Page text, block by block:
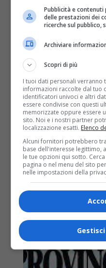
Attualità 1 anno fa
Adunata degli
giornale
Acquistando l'edizione
giornale La Provincia
omaggio un fascicolo
interamente dedicato...
Pubblicità e
delle prestazioni dei
ricerche sul pubblico,
Archiviare
Scopri di più
I tuoi dati personali verranno
informazioni raccolte dal tuo
identificatori univoci e altri
essere condivise con questi
memorizzate oppure essere
sito. Noi e i nostri partner
localizzazione esatti. Elenco
Alcuni fornitori potrebbero
base dell'interesse legittimo,
le tue opzioni qui sotto.
pagina o nel menu del sito
nelle impostazioni della